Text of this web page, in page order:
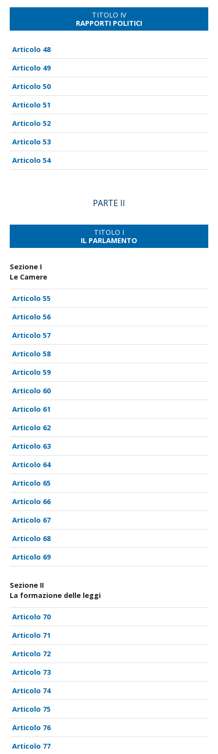
TITOLO IV
RAPPORTI POLITICI
48
49
50
51
52
53
54
PARTE II
TITOLO I
IL PARLAMENTO
Sezione I
Le Camere
55
56
57
58
59
60
61
62
63
64
65
66
67
68
69
Sezione II
La formazione delle leggi
70
71
72
73
74
75
76
77